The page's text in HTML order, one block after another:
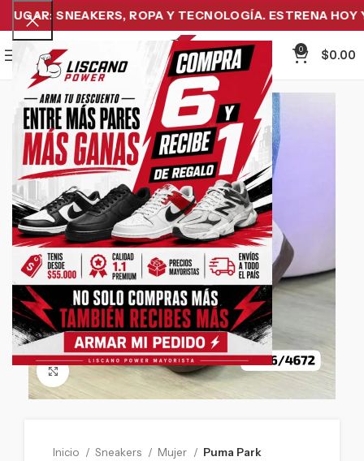
SNEAKERS, ROPA Y TECNOLOGÍA. ESTRENA HOY Y
Menu
0
$0.00
-11%
Click to enlarge
Inicio Sneakers Mujer Puma Park